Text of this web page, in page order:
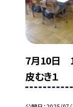
7月10日
皮むき１